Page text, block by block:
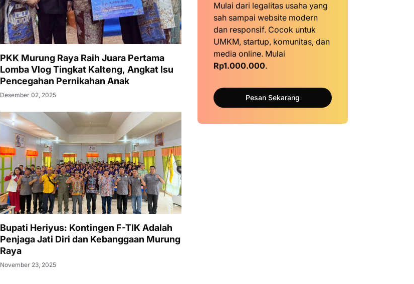
PKK Murung Raya Raih Juara Pertama
Lomba Vlog Tingkat Kalteng, Angkat Isu
Pencegahan Pernikahan Anak
Desember 02, 2025
Bupati Heriyus: Kontingen F-TIK Adalah
Penjaga Jati Diri dan Kebanggaan Murung
Raya
November 23, 2025
Mulai dari legalitas usaha yang
sah sampai website modern
dan responsif. Cocok untuk
UMKM, startup, komunitas, dan
media online. Mulai
Rp1.000.000.
Pesan Sekarang